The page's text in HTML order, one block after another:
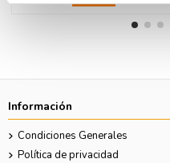
Información
Condiciones Generales
Política de privacidad